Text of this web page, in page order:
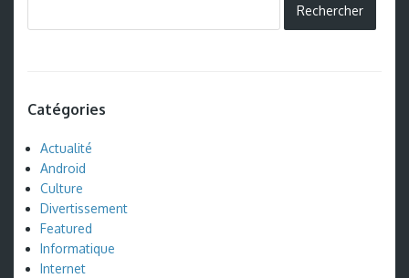
Catégories
Actualité
Android
Culture
Divertissement
Featured
Informatique
Internet